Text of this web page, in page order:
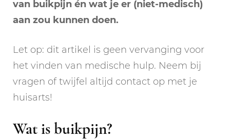
van buikpijn én wat je er (niet-medisch)
aan zou kunnen doen.
Let op: dit artikel is geen vervanging voor
het vinden van medische hulp. Neem bij
vragen of twijfel altijd contact op met je
huisarts!
Wat is buikpijn?